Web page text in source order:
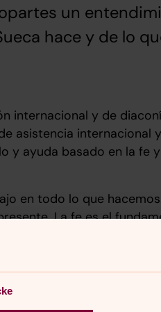
un
hace y de lo
internacional y de
asistencia internacional
y ayuda basado en la fe
en todo lo que
La fe es el
fe, es una continua
alcanzar una vida digna